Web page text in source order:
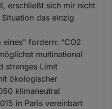
erschließt sich mir nicht
das einzig
eines" fordern: "CO2
multinational
strenges Limit
ökologischer
klimaneutral
in Paris vereinbart